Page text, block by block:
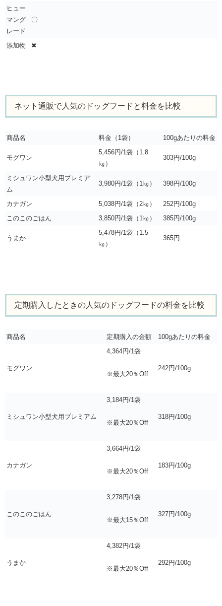
ヒュー
マング
レード
〇
添加物 ✖
ネット通販で人気のドッグフードと料金を比較
商品名 料金（1袋） 100gあたりの料金
モグワン
5,456円/1袋（1.8
㎏）
303円/100g
ミシュワン小型犬用プレミア
ム
3,980円/1袋（1㎏） 398円/100g
カナガン 5,038円/1袋（2㎏）
252円/100g
このこのごはん
3,850円/1袋（1㎏） 385円/100g
うまか
5,478円/1袋（1.5
㎏）
365円
定期購入したときの人気のドッグフードの料金を比較
商品名 定期購入の金額 100gあたりの料金
モグワン
4,364円/1袋
※最大20％Off
242円/100g
ミシュワン小型犬用プレミアム
3,184円/1袋
※最大20％Off
318円/100g
カナガン
3,664円/1袋
※最大20％Off
183円/100g
このこのごはん
3,278円/1袋
※最大15％Off
327円/100g
うまか
4,382円/1袋
※最大20％Off
292円/100g